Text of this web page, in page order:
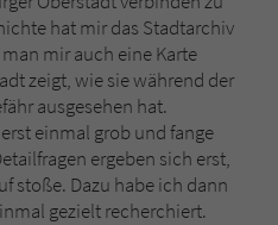
hat mir das Stadtarchiv
mir auch eine Karte
zeigt, wie sie während der
ausgesehen hat.
einmal grob und fange
ergeben sich erst,
stoße. Dazu habe ich dann
gezielt recherchiert.